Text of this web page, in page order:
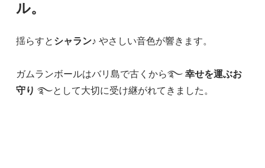
ル。
揺らすと シャラン♪ やさしい音色が響きます。
ガムランボールはバリ島で古くから࿐幸せを運ぶお
守り ࿐として大切に受け継がれてきました。